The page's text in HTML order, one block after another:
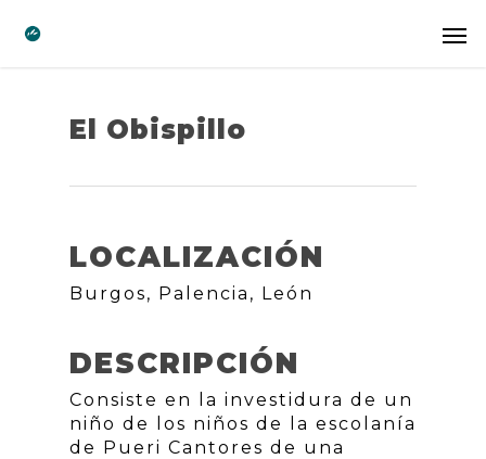
El Obispillo
LOCALIZACIÓN
Burgos, Palencia, León
DESCRIPCIÓN
Consiste en la investidura de un
niño de los niños de la escolanía
de Pueri Cantores de una